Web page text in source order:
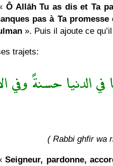
Ô Allāh Tu as dis et Ta
pas à Ta
». Puis il ajoute ce
trajets:
في الدنيا حسنةً
( Rabbi ghfir wa
Seigneur, pardonne,